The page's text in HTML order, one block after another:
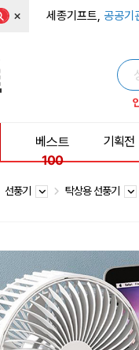
× 세종기프트, 공공기
베스트
100
기획전
선풍기 탁상용 선풍기